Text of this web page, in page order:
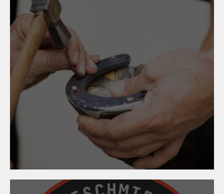
13. März 2026
Hufbeschlagskurs
2026/2027